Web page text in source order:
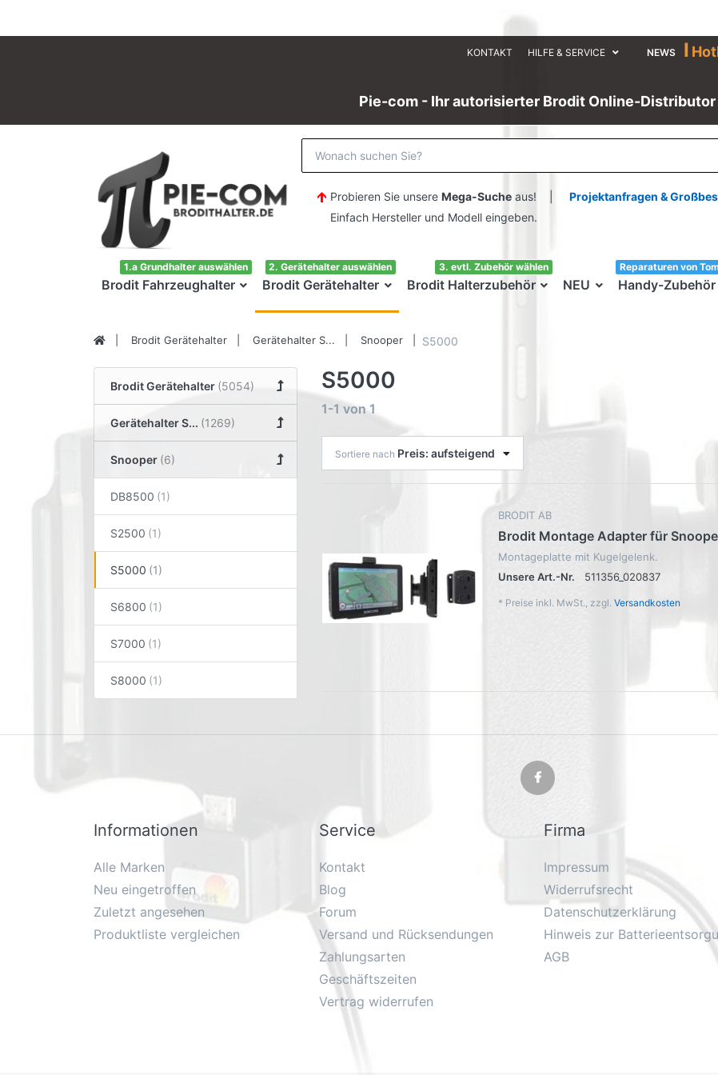
KONTAKT HILFE & SERVICE NEWS I
Pie-com - Ihr autorisierter Brodit Online-Distributor
Probieren Sie unsere Mega-Sucheaus! | Projektanfragen &
Einfach Hersteller und Modell eingeben.
Brodit Fahrzeughalter
1.a Grundhalter auswählen
Brodit Gerätehalter
2. Gerätehalter auswählen
Brodit Halterzubehör
3. evtl. Zubehör wählen
NEU Handy-Zubehör
Reparaturen von
Brodit Gerätehalter Gerätehalter S... Snooper S5000
Brodit Gerätehalter
Gerätehalter S...
Snooper
DB8500
S2500
S5000
S6800
S7000
S8000
S5000
1-1 von 1
Sortiere nach Preis: aufsteigend
BRODIT AB
Brodit Montage Adapter für
Montageplatte mit Kugelgelenk.
Unsere Art.-Nr.
511356_020837
* Preise inkl. MwSt., zzgl. Versandkosten
Informationen
Alle Marken
Neu eingetroffen
Zuletzt angesehen
Produktliste vergleichen
Service
Kontakt
Blog
Forum
Versand und Rücksendungen
Zahlungsarten
Geschäftszeiten
Vertrag widerrufen
Firma
Impressum
Widerrufsrecht
Datenschutzerklärung
Hinweis zur
AGB